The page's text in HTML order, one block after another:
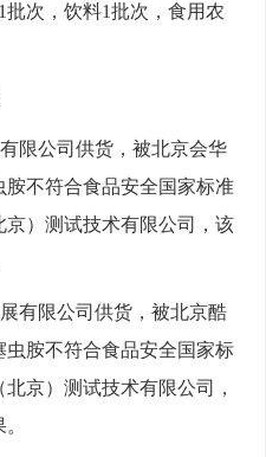
1批次，饮料1批次，食用农
限公司供货，被北京会华
不符合食品安全国家标准
）测试技术有限公司，该
有限公司供货，被北京酷
胺不符合食品安全国家标
京）测试技术有限公司，